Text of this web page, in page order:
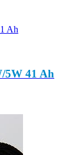
5W 41 Ah